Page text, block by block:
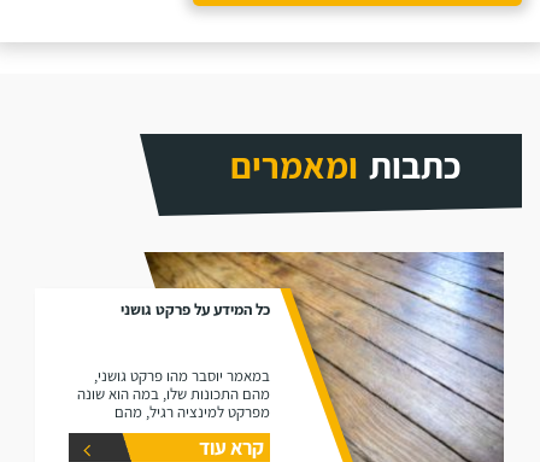
כתבות ומאמרים
כל המידע על פרקט גושני
במאמר יוסבר מהו פרקט גושני,
מהם התכונות שלו, במה הוא שונה
מפרקט למינציה רגיל, מהם
היתרונות שלו ומהם החסרונות שלו.
קרא עוד